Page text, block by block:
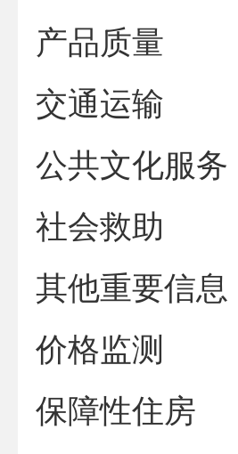
产品质量
交通运输
公共文化服务
社会救助
其他重要信息
价格监测
保障性住房